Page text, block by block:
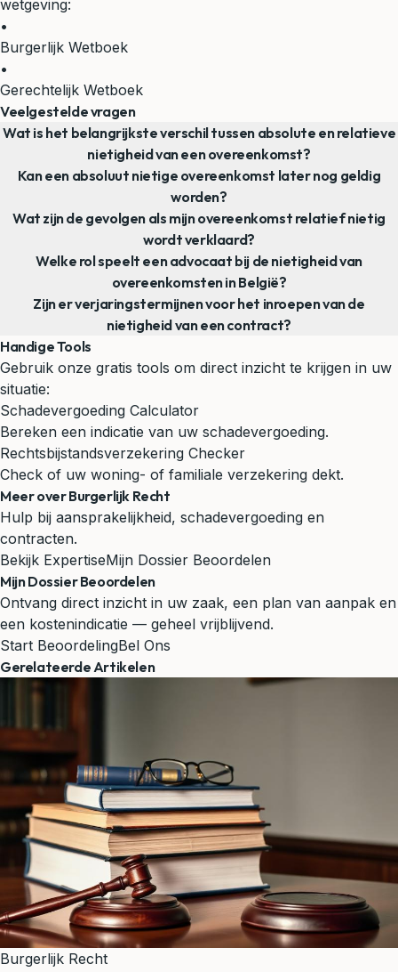
wetgeving:
•
Burgerlijk Wetboek
•
Gerechtelijk Wetboek
Veelgestelde vragen
Wat is het belangrijkste verschil tussen absolute en relatieve
nietigheid van een overeenkomst?
Kan een absoluut nietige overeenkomst later nog geldig
worden?
Wat zijn de gevolgen als mijn overeenkomst relatief nietig
wordt verklaard?
Welke rol speelt een advocaat bij de nietigheid van
overeenkomsten in België?
Zijn er verjaringstermijnen voor het inroepen van de
nietigheid van een contract?
Handige Tools
Gebruik onze gratis tools om direct inzicht te krijgen in uw
situatie:
Schadevergoeding Calculator
Bereken een indicatie van uw schadevergoeding.
Rechtsbijstandsverzekering Checker
Check of uw woning- of familiale verzekering dekt.
Meer over Burgerlijk Recht
Hulp bij aansprakelijkheid, schadevergoeding en
contracten.
Bekijk ExpertiseMijn Dossier Beoordelen
Mijn Dossier Beoordelen
Ontvang direct inzicht in uw zaak, een plan van aanpak en
een kostenindicatie — geheel vrijblijvend.
Start BeoordelingBel Ons
Gerelateerde Artikelen
Burgerlijk Recht